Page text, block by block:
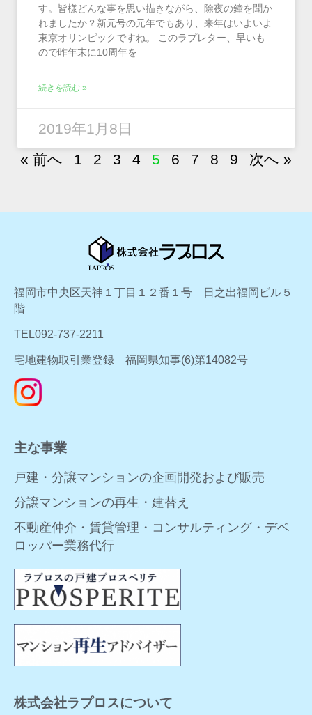
す。皆様どんな事を思い描きながら、除夜の鐘を聞か
れましたか？新元号の元年でもあり、来年はいよいよ
東京オリンピックですね。 このラプレター、早いも
ので昨年末に10周年を
続きを読む »
2019年1月8日
« 前へ
1 2 3 4 5 6 7 8 9 次へ »
福岡市中央区天神１丁目１２番１号 日之出福岡ビル５
階
TEL092-737-2211
宅地建物取引業登録 福岡県知事(6)第14082号
主な事業
戸建・分譲マンションの企画開発および販売
分譲マンションの再生・建替え
不動産仲介・賃貸管理・コンサルティング・デベ
ロッパー業務代行
株式会社ラプロスについて